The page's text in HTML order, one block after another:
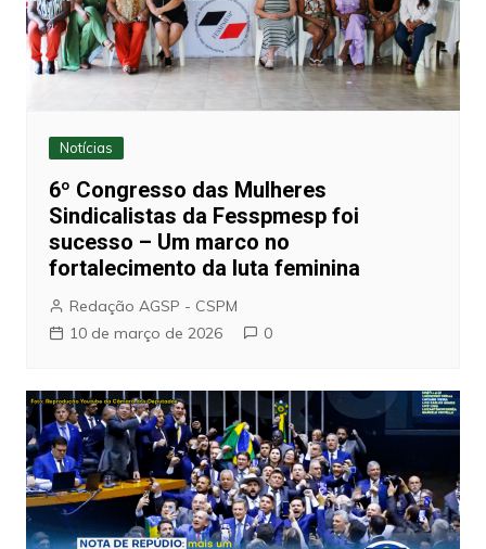
Notícias
6º Congresso das Mulheres
Sindicalistas da Fesspmesp foi
sucesso – Um marco no
fortalecimento da luta feminina
Redação AGSP - CSPM
10 de março de 2026
0